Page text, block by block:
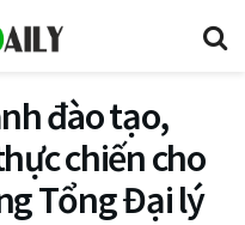
đào tạo,
chiến cho
Tổng Đại lý